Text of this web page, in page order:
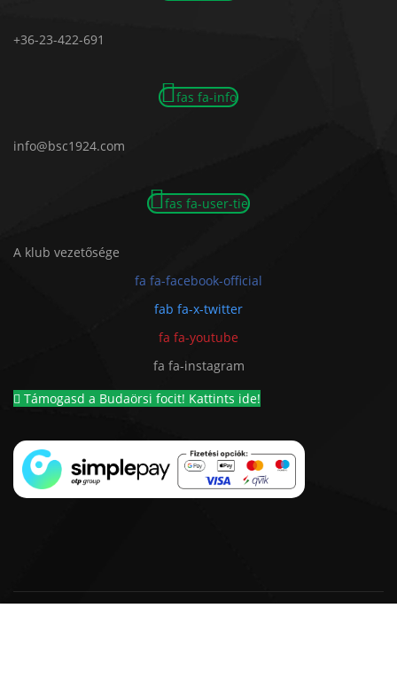
+36-23-422-691
fas fa-info
info@bsc1924.com
fas fa-user-tie
A klub vezetősége
fa fa-facebook-official
fab fa-x-twitter
fa fa-youtube
fa fa-instagram
Támogasd a Budaörsi focit! Kattints ide!